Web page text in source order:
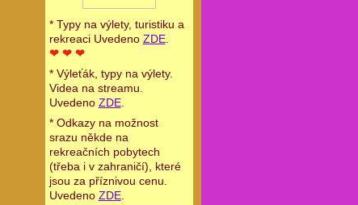
* Typy na výlety, turistiku a
rekreaci Uvedeno ZDE.
❤ ❤ ❤
* Výleťák, typy na výlety.
Videa na streamu.
Uvedeno ZDE.
* Odkazy na možnost
srazu někde na
rekreačních pobytech
(třeba i v zahraničí), které
jsou za příznivou cenu.
Uvedeno ZDE.